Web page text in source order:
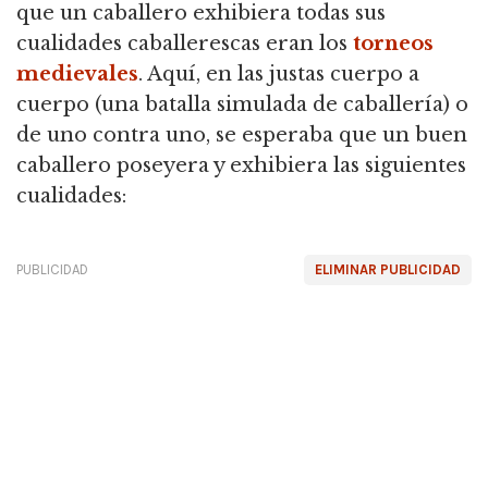
que un caballero exhibiera todas sus
cualidades caballerescas eran los torneos
medievales. Aquí, en las justas cuerpo a
cuerpo (una batalla simulada de caballería) o
de uno contra uno, se esperaba que un buen
caballero poseyera y exhibiera las siguientes
cualidades:
ELIMINAR PUBLICIDAD
PUBLICIDAD